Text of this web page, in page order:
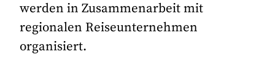
werden in Zusammenarbeit mit
regionalen Reiseunternehmen
organisiert.